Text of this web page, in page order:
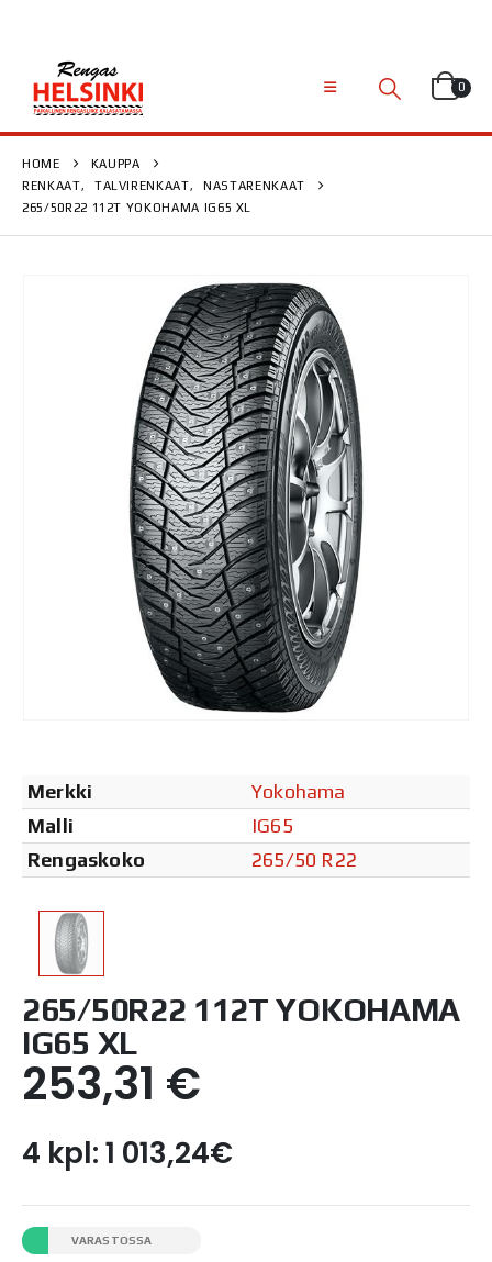
0
HOME
KAUPPA
RENKAAT, TALVIRENKAAT,
NASTARENKAAT
265/50R22 112T YOKOHAMA IG65 XL
Merkki
Yokohama
Malli
IG65
Rengaskoko
265/50 R22
265/50R22 112T YOKOHAMA
IG65 XL
253,31 €
4 kpl: 1 013,24€
VARASTOSSA